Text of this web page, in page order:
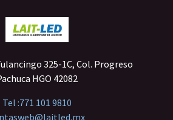
325-1C, Col. Progreso
HGO 42082
Tel :771 101 9810